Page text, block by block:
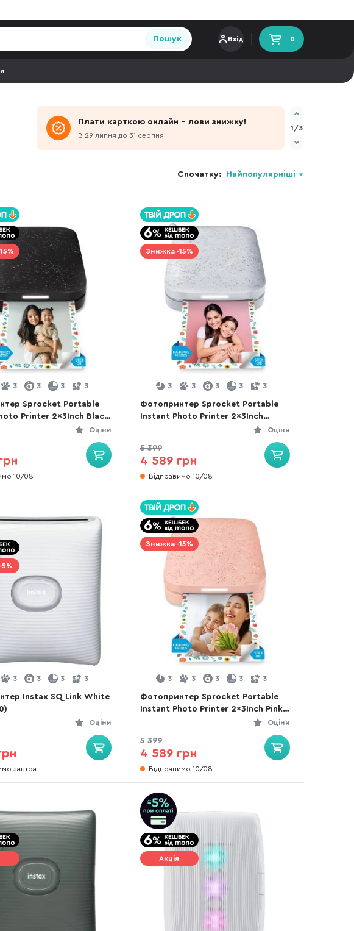
Пошук Вхід 0
Плати карткою онлайн - лови знижку!
З 29 липня до 31 серпня
1/3
Спочатку: Найпопулярніші
3 3 3 3
Sprocket Portable
Printer 2x3Inch Black
Оціни
10/08
Знижка -15%
3 3 3 3 3
Фотопринтер Sprocket Portable
Instant Photo Printer 2x3Inch
Оціни
5 399
4 589 грн
Відправимо 10/08
3 3 3 3
Instax SQ Link White
Оціни
завтра
Знижка -15%
3 3 3 3 3
Фотопринтер Sprocket Portable
Instant Photo Printer 2x3Inch Pink
Оціни
5 399
4 589 грн
Відправимо 10/08
Акція